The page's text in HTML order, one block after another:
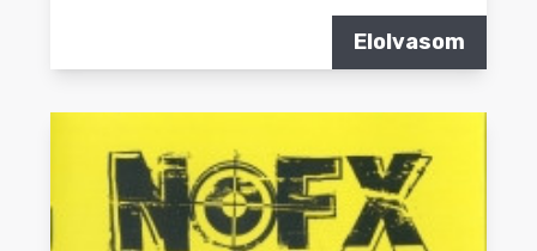
Elolvasom